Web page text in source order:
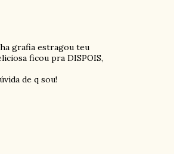
grafia estragou teu
ficou pra DISPOIS,
de q sou!